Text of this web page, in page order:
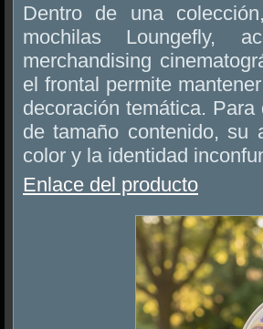
Dentro de una
mochilas Loungefly,
merchandising
el frontal permite
decoración temática.
de tamaño contenido, su
color y la identidad
Enlace del producto